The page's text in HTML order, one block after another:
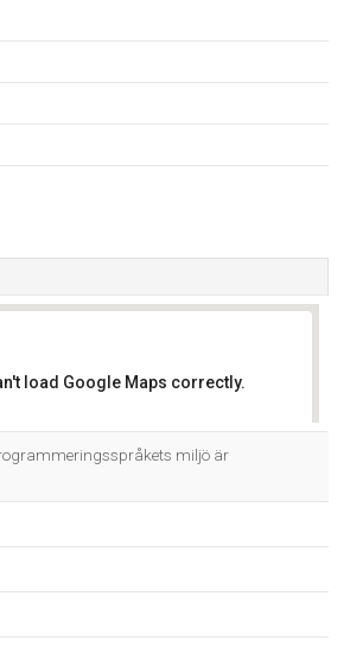
load Google Maps correctly.
miljö är